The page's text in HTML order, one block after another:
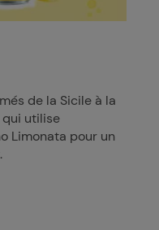
de la Sicile à la
utilise
Limonata pour un